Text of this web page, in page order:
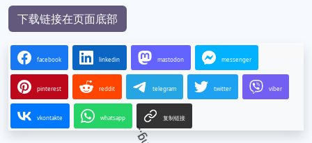
下载链接在页面底部
facebook linkedin mastodon messenger
pinterest reddit telegram twitter viber
vkontakte whatsapp 复制链接